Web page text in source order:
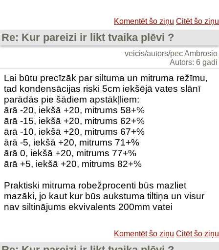
Komentēt šo ziņu Citēt šo ziņu
Re: Kur pareizi ir likt tvaika plēvi ?
veicis/autors/pēc Ambrosio
Autors: 6 gadi
Lai būtu precīzāk par siltuma un mitruma režīmu,
tad kondensācijas riski 5cm iekšējā vates slānī
parādās pie šādiem apstākļliem:
ārā -20, iekšā +20, mitrums 58+%
ārā -15, iekšā +20, mitrums 62+%
ārā -10, iekšā +20, mitrums 67+%
ārā -5, iekšā +20, mitrums 71+%
ārā 0, iekšā +20, mitrums 77+%
ārā +5, iekšā +20, mitrums 82+%
Praktiski mitruma robežprocenti būs mazliet
mazāki, jo kaut kur būs aukstuma tiltiņa un visur
nav siltinājums ekvivalents 200mm vatei
Komentēt šo ziņu Citēt šo ziņu